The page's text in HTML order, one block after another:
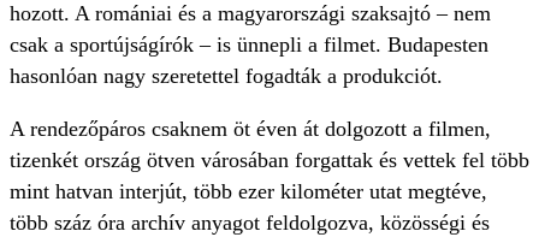
hozott. A romániai és a magyarországi szaksajtó – nem
csak a sportújságírók – is ünnepli a filmet. Budapesten
hasonlóan nagy szeretettel fogadták a produkciót.
A rendezőpáros csaknem öt éven át dolgozott a filmen,
tizenkét ország ötven városában forgattak és vettek fel több
mint hatvan interjút, több ezer kilométer utat megtéve,
több száz óra archív anyagot feldolgozva, közösségi és